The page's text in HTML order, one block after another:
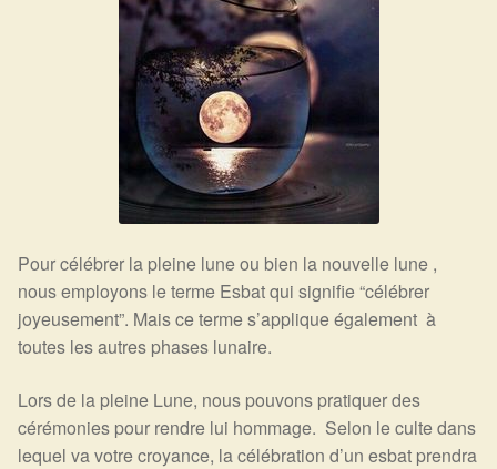
Colliers
Pendentifs
Pierres
Pour célébrer la pleine lune ou bien la nouvelle lune ,
nous employons le terme Esbat qui signifie “célébrer
joyeusement”. Mais ce terme s’applique également à
toutes les autres phases lunaire.
Lors de la pleine Lune, nous pouvons pratiquer des
cérémonies pour rendre lui hommage. Selon le culte dans
lequel va votre croyance, la célébration d’un esbat prendra